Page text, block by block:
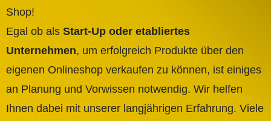
Shop!
Egal ob als Start-Up oder etabliertes
Unternehmen, um erfolgreich Produkte über den
eigenen Onlineshop verkaufen zu können, ist einiges
an Planung und Vorwissen notwendig. Wir helfen
Ihnen dabei mit unserer langjährigen Erfahrung. Viele